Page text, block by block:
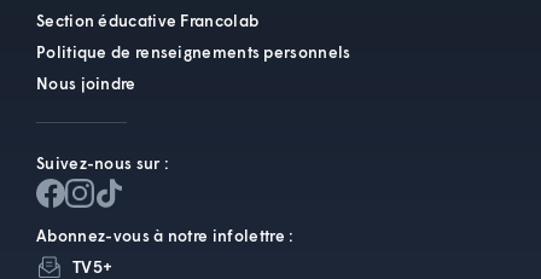
Section éducative Francolab
Politique de renseignements personnels
Nous joindre
Suivez-nous sur :
Abonnez-vous à notre infolettre :
TV5+